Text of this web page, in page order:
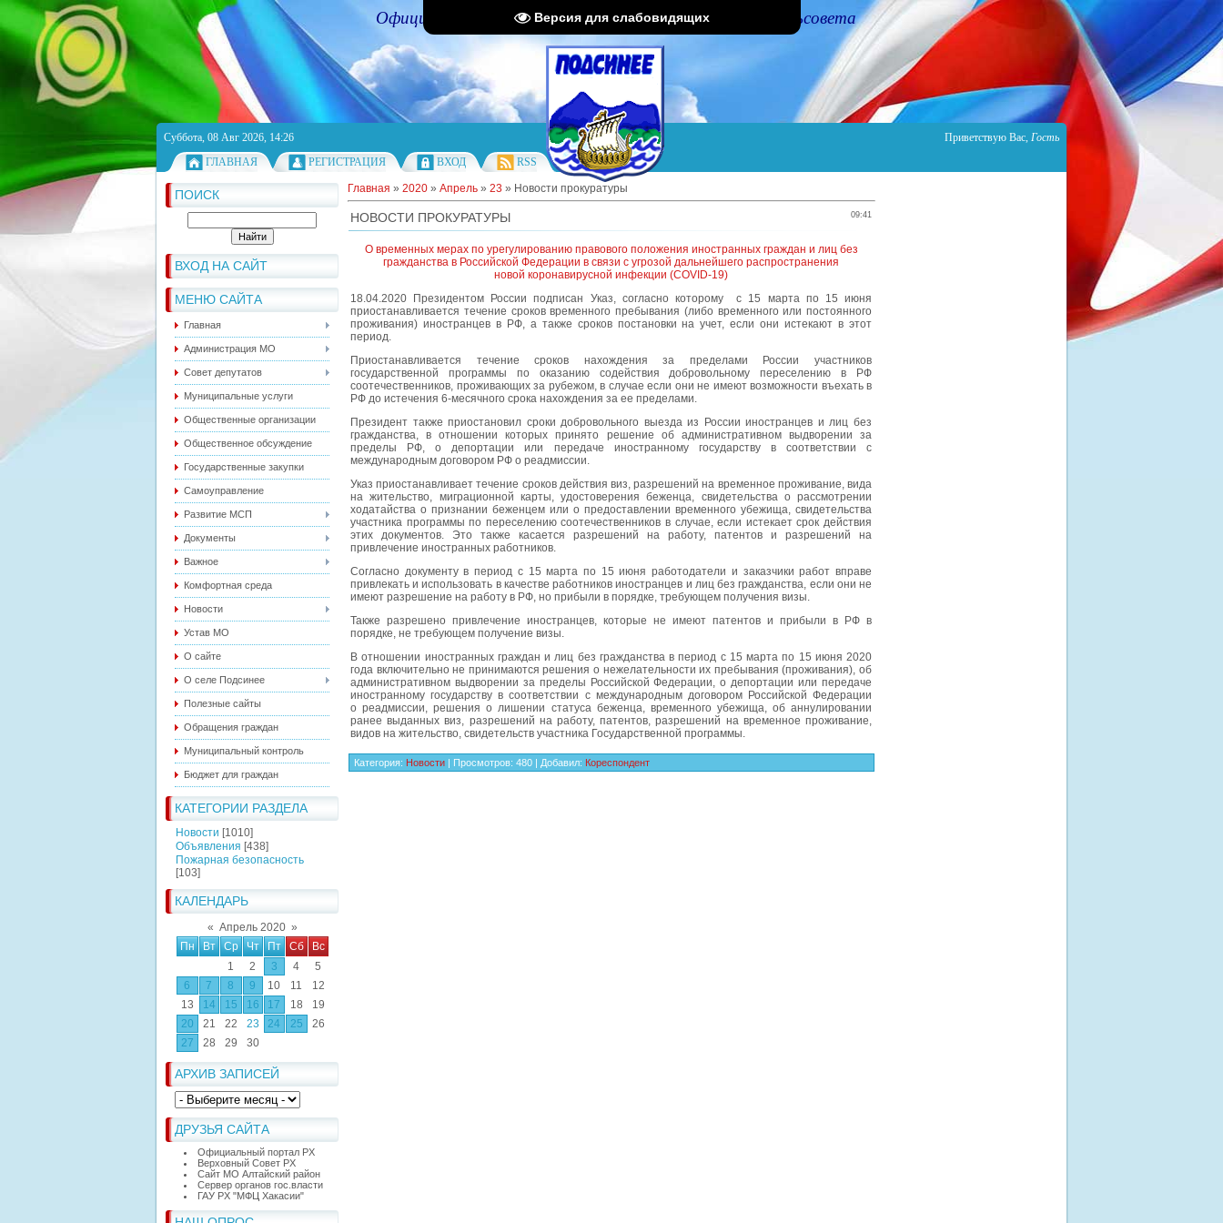
Версия для слабовидящих
Официальный портал Администрации Подсинского сельсовета
Суббота, 08 Авг 2026, 14:26 Приветствую Вас, Гость
ГЛАВНАЯ
РЕГИСТРАЦИЯ ВХОД RSS
ПОИСК
ВХОД НА САЙТ
МЕНЮ САЙТА
Главная
Администрация МО
Совет депутатов
Муниципальные услуги
Общественные организации
Общественное обсуждение
Государственные закупки
Самоуправление
Развитие МСП
Документы
Важное
Комфортная среда
Новости
Устав МО
О сайте
О селе Подсинее
Полезные сайты
Обращения граждан
Муниципальный контроль
Бюджет для граждан
КАТЕГОРИИ РАЗДЕЛА
Новости [1010]
Объявления [438]
Пожарная безопасность
[103]
КАЛЕНДАРЬ
« Апрель 2020 »
Пн
Вт Ср Чт Пт Сб
Вс
1
2 3 4
5
6
7 8 9 10 11
12
13
14 15 16 17 18
19
20
21 22 23 24 25
26
27
28 29 30
АРХИВ ЗАПИСЕЙ
ДРУЗЬЯ САЙТА
Официальный портал РХ
Верховный Совет РХ
Сайт МО Алтайский район
Сервер органов гос.власти
ГАУ РХ "МФЦ Хакасии"
Главная » 2020 » Апрель » 23 » Новости прокуратуры
09:41
НОВОСТИ ПРОКУРАТУРЫ
О временных мерах по урегулированию правового положения иностранных граждан и лиц без
гражданства в Российской Федерации в связи с угрозой дальнейшего распространения
новой коронавирусной инфекции (COVID-19)
18.04.2020 Президентом России подписан Указ, согласно которому с 15 марта по 15 июня
приостанавливается течение сроков временного пребывания (либо временного или постоянного
проживания) иностранцев в РФ, а также сроков постановки на учет, если они истекают в этот
период.
Приостанавливается течение сроков нахождения за пределами России участников
государственной программы по оказанию содействия добровольному переселению в РФ
соотечественников, проживающих за рубежом, в случае если они не имеют возможности въехать в
РФ до истечения 6-месячного срока нахождения за ее пределами.
Президент также приостановил сроки добровольного выезда из России иностранцев и лиц без
гражданства, в отношении которых принято решение об административном выдворении за
пределы РФ, о депортации или передаче иностранному государству в соответствии с
международным договором РФ о реадмиссии.
Указ приостанавливает течение сроков действия виз, разрешений на временное проживание, вида
на жительство, миграционной карты, удостоверения беженца, свидетельства о рассмотрении
ходатайства о признании беженцем или о предоставлении временного убежища, свидетельства
участника программы по переселению соотечественников в случае, если истекает срок действия
этих документов. Это также касается разрешений на работу, патентов и разрешений на
привлечение иностранных работников.
Согласно документу в период с 15 марта по 15 июня работодатели и заказчики работ вправе
привлекать и использовать в качестве работников иностранцев и лиц без гражданства, если они не
имеют разрешение на работу в РФ, но прибыли в порядке, требующем получения визы.
Также разрешено привлечение иностранцев, которые не имеют патентов и прибыли в РФ в
порядке, не требующем получение визы.
В отношении иностранных граждан и лиц без гражданства в период с 15 марта по 15 июня 2020
года включительно не принимаются решения о нежелательности их пребывания (проживания), об
административном выдворении за пределы Российской Федерации, о депортации или передаче
иностранному государству в соответствии с международным договором Российской Федерации
о реадмиссии, решения о лишении статуса беженца, временного убежища, об аннулировании
ранее выданных виз, разрешений на работу, патентов, разрешений на временное проживание,
видов на жительство, свидетельств участника Государственной программы.
Категория: Новости | Просмотров: 480 | Добавил: Кореспондент